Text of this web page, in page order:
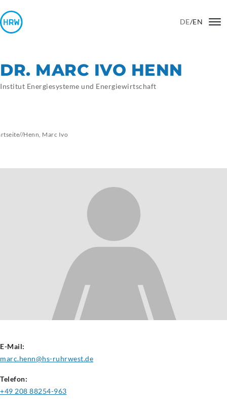
DE/EN
DR. MARC IVO HENN
Institut Energiesysteme und Energiewirtschaft
//Henn, Marc Ivo
E-Mail:
marc.henn@hs-ruhrwest.de
Telefon:
+49 208 88254-963